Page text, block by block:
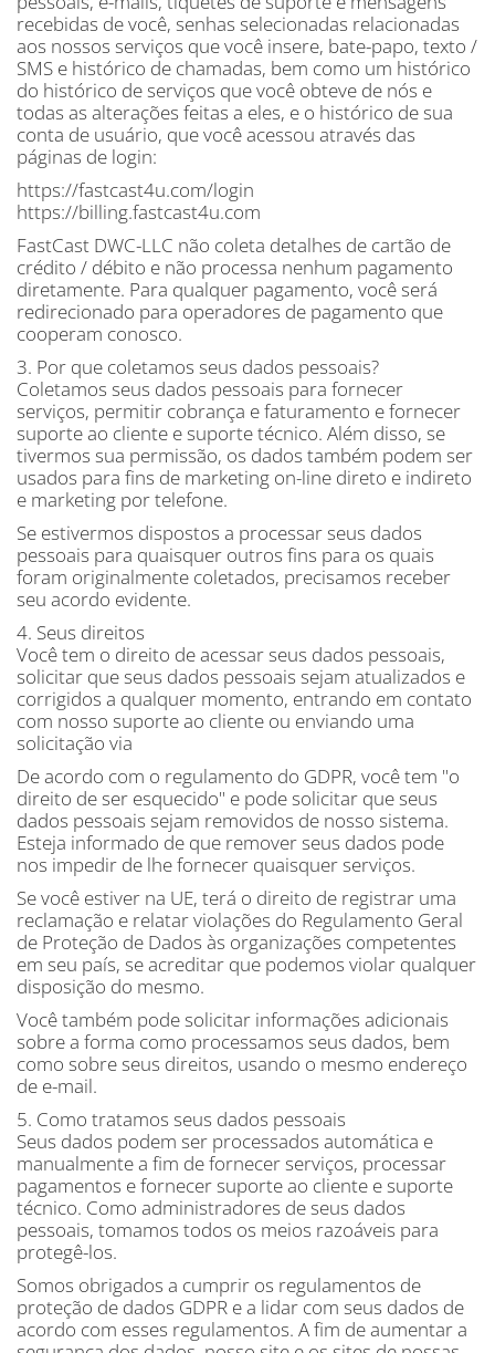
recebidas de você, senhas selecionadas relacionadas
aos nossos serviços que você insere, bate-papo, texto /
SMS e histórico de chamadas, bem como um histórico
do histórico de serviços que você obteve de nós e
todas as alterações feitas a eles, e o histórico de sua
conta de usuário, que você acessou através das
páginas de login:
https://fastcast4u.com/login
https://billing.fastcast4u.com
FastCast DWC-LLC não coleta detalhes de cartão de
crédito / débito e não processa nenhum pagamento
diretamente. Para qualquer pagamento, você será
redirecionado para operadores de pagamento que
cooperam conosco.
3. Por que coletamos seus dados pessoais?
Coletamos seus dados pessoais para fornecer
serviços, permitir cobrança e faturamento e fornecer
suporte ao cliente e suporte técnico. Além disso, se
tivermos sua permissão, os dados também podem ser
usados ​​para fins de marketing on-line direto e indireto
e marketing por telefone.
Se estivermos dispostos a processar seus dados
pessoais para quaisquer outros fins para os quais
foram originalmente coletados, precisamos receber
seu acordo evidente.
4. Seus direitos
Você tem o direito de acessar seus dados pessoais,
solicitar que seus dados pessoais sejam atualizados e
corrigidos a qualquer momento, entrando em contato
com nosso suporte ao cliente ou enviando uma
solicitação via
De acordo com o regulamento do GDPR, você tem "o
direito de ser esquecido" e pode solicitar que seus
dados pessoais sejam removidos de nosso sistema.
Esteja informado de que remover seus dados pode
nos impedir de lhe fornecer quaisquer serviços.
Se você estiver na UE, terá o direito de registrar uma
reclamação e relatar violações do Regulamento Geral
de Proteção de Dados às organizações competentes
em seu país, se acreditar que podemos violar qualquer
disposição do mesmo.
Você também pode solicitar informações adicionais
sobre a forma como processamos seus dados, bem
como sobre seus direitos, usando o mesmo endereço
de e-mail.
5. Como tratamos seus dados pessoais
Seus dados podem ser processados ​​automática e
manualmente a fim de fornecer serviços, processar
pagamentos e fornecer suporte ao cliente e suporte
técnico. Como administradores de seus dados
pessoais, tomamos todos os meios razoáveis ​​para
protegê-los.
Somos obrigados a cumprir os regulamentos de
proteção de dados GDPR e a lidar com seus dados de
acordo com esses regulamentos. A fim de aumentar a